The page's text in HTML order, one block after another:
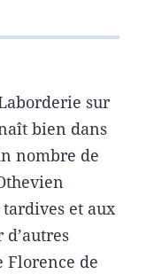
sur
bien dans
nombre de
tardives et aux
Florence de